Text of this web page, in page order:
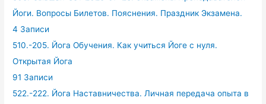
Йоги. Вопросы Билетов. Пояснения. Праздник Экзамена.
4 Записи
510.-205. Йога Обучения. Как учиться Йоге с нуля.
Открытая Йога
91 Записи
522.-222. Йога Наставничества. Личная передача опыта в